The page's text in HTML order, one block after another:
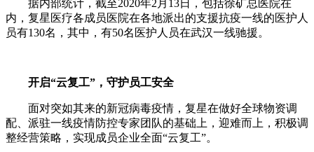
据内部统计，截至2020年2月13日，包括徐矿总医院在
内，复星医疗各成员医院在各地派出的支援抗疫一线的医护人
员有130名，其中，有50名医护人员在武汉一线驰援。
开启“云复工”，守护员工安全
面对突如其来的新冠病毒疫情，复星在做好全球物资调
配、派驻一线疫情防控专家团队的基础上，迎难而上，积极调
整经营策略，实现成员企业全面“云复工”。